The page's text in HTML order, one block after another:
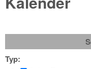
Typ: